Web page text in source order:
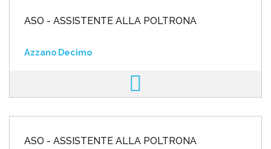
ASO - ASSISTENTE ALLA POLTRONA
Azzano Decimo
ASO - ASSISTENTE ALLA POLTRONA